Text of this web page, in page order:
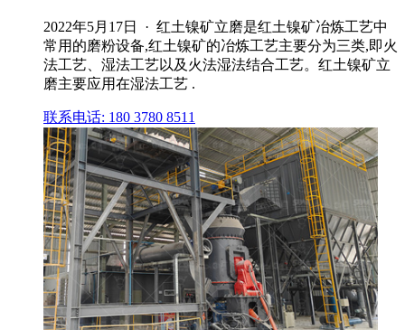
2022年5月17日 · 红土镍矿立磨是红土镍矿冶炼工艺中
常用的磨粉设备,红土镍矿的冶炼工艺主要分为三类,即火
法工艺、湿法工艺以及火法湿法结合工艺。红土镍矿立
磨主要应用在湿法工艺 .
联系电话: 180 3780 8511